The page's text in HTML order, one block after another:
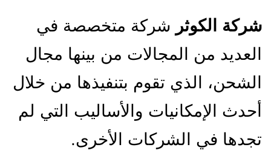
شركة الكوثر شركة متخصصة في
العديد من المجالات من بينها مجال
الشحن، الذي تقوم بتنفيذها من خلال
أحدث الإمكانيات والأساليب التي لم
تجدها في الشركات الأخرى.